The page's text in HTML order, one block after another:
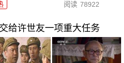
阅读 78922
给许世友一项重大任务